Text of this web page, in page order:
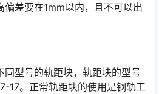
差要在1mm以内，且不可以出
同型号的轨距块，轨距块的型号
17。正常轨距块的使用是钢轨工